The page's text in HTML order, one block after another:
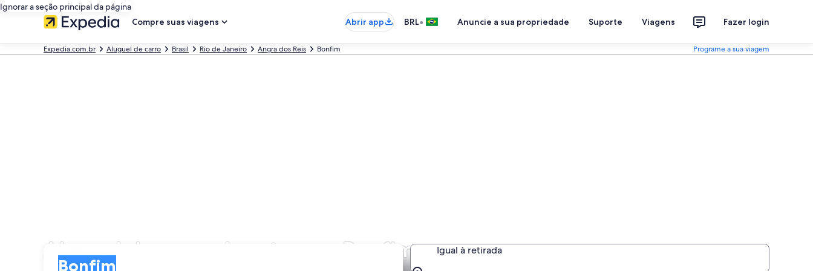
Ignorar a seção principal da página
Compre suas viagens
Abrir app BRL• Anuncie a sua propriedade Suporte Viagens Fazer login
Expedia.com.br Aluguel de carro Brasil Rio de Janeiro Angra dos Reis Bonfim Programe a sua viagem
Aluguel de carros baratos em Bonfim
Bonfim
Igual à retirada